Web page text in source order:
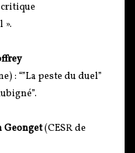
».
: “”La peste du duel”
Geonget(CESR de